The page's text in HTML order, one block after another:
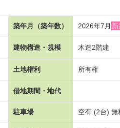
築年月（築年数） 2026年7月
建物構造・規模 木造2階建
土地権利 所有権
借地期間・地代
駐車場 空有 (2台)